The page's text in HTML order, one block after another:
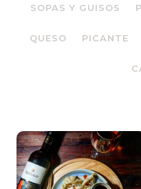
SOPAS Y GUISOS
QUESO PICANTE